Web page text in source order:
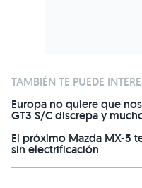
TAMBIÉN TE PUEDE
Europa no quiere que
GT3 S/C discrepa y
El próximo Mazda MX-5
sin electrificación